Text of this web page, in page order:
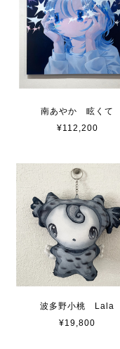
南あやか 眩くて
¥112,200
波多野小桃 Lala
¥19,800